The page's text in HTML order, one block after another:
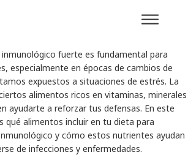
fuerte es fundamental para
especialmente en épocas de cambios de
expuestos a situaciones de estrés. La
alimentos ricos en vitaminas, minerales
ayudarte a reforzar tus defensas. En este
qué alimentos incluir en tu dieta para
y cómo estos nutrientes ayudan
de infecciones y enfermedades.